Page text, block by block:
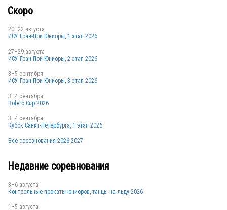
Скоро
20–22 августа
ИСУ Гран-При Юниоры, 1 этап 2026
27–29 августа
ИСУ Гран-При Юниоры, 2 этап 2026
3–5 сентября
ИСУ Гран-При Юниоры, 3 этап 2026
3–4 сентября
Bolero Cup 2026
3–4 сентября
Кубок Санкт-Петербурга, 1 этап 2026
Все соревнования 2026-2027
Недавние соревнования
3–6 августа
Контрольные прокаты юниоров, танцы на льду 2026
1–5 августа